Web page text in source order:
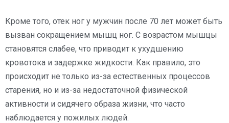
Кроме того, отек ног у мужчин после 70 лет может быть
вызван сокращением мышц ног. С возрастом мышцы
становятся слабее, что приводит к ухудшению
кровотока и задержке жидкости. Как правило, это
происходит не только из-за естественных процессов
старения, но и из-за недостаточной физической
активности и сидячего образа жизни, что часто
наблюдается у пожилых людей.